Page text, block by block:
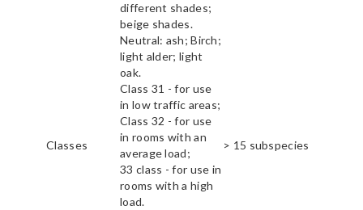
different shades;
beige shades.
Neutral: ash; Birch;
light alder; light
oak.
Classes
Class 31 - for use
in low traffic areas;
Class 32 - for use
in rooms with an
average load;
33 class - for use in
rooms with a high
load.
> 15 subspecies